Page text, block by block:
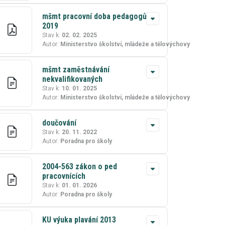
mšmt pracovní doba pedagogů
2019
Stav k: 02. 02. 2025
Autor: Ministerstvo školství, mládeže a tělovýchovy
mšmt zaměstnávání
nekvalifikovaných
Stav k: 10. 01. 2025
Autor: Ministerstvo školství, mládeže a tělovýchovy
doučování
Stav k: 20. 11. 2022
Autor: Poradna pro školy
2004-563 zákon o ped
pracovnících
Stav k: 01. 01. 2026
Autor: Poradna pro školy
KU výuka plavání 2013